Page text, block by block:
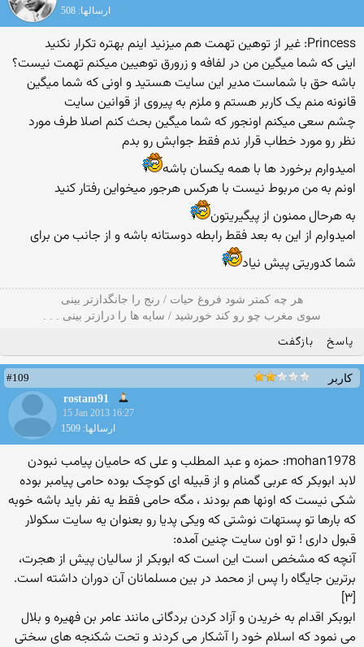
ارسالها: 508
Princess: غیر از توهین تهمت هم میزنید اینم بهتره تکرار نکنید
اینی که شما میگین من در لفافه و زرورق توهیین میکنم تهمت نیست؟
باشه حق با شماست مدیر این سایت هستید و اونی که شما میگین
قانونه منم یک کاربر هستم و ملزم به پیروی از قوانین سایت
چشم سعی میکنم اونجور که شما میگین بحث کنم اصلا طرف مورد
نظر رو مورد خطاب قرار ندم فقط جوابش رو بدم
امیدوارم برخورد ها با همه یکسان باشه
اونم به من مربوط نیست با هرکس هرجور میخواین رفتار کنید
به هرحال ممنون از پیگیریتون
امیدوارم از این به بعد فقط رابطه دوستانه باشه و از جانب من برای
شما کدوریتی پیش نیاد
هر چه کمتر شود فروغ حیات / رنج را جانگدازتر بینی
سوی مغرب چو رو کند خورشید / سایه ها را درازتر بینی . . .
پاسخ بازگفت
کاربر
#109
rostam91
15 Jan 2013 16:27
ارسالها: 1509
mohan1978: حمزه و عبد المطلب و علی که حامیان پیامب نبودن
لابد ابوبکر که عربی گمنام و از قبیله ای کوچک بوده حامی پیامبر بوده
شکی نیست که اونها هم بودند ، مگه حامی فقط یه نفر باید باشه خوبه
که بارها تو پستهات نوشتی که ویکی پدیا رو بعنوان یه سایت سکولار
قبول داری ! تو اون سایت چنین آمده:
آنچه که مشخص است این است که ابوبکر از سالیان پیش از هجرت،
برترین جایگاه را پس از محمد در بین مسلمانان آن دوران داشته است.
[۳]
ابوبکر اقدام به خریدن و آزاد کردن بردگانی مانند عامر بن فهیره و بلال
می نمود که اسلام خود را آشکار می کردند و تحت شکنجه های سختی